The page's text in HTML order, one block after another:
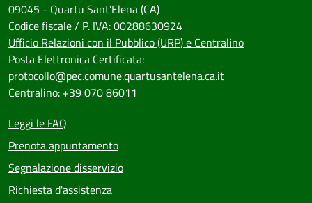
09045 - Quartu Sant'Elena (CA)
Codice fiscale / P. IVA: 00288630924
Ufficio Relazioni con il Pubblico (URP) e Centralino
Posta Elettronica Certificata:
protocollo@pec.comune.quartusantelena.ca.it
Centralino: +39 070 86011
Leggi le FAQ
Prenota appuntamento
Segnalazione disservizio
Richiesta d'assistenza